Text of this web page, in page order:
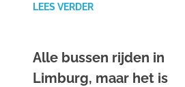
LEES VERDER
Alle bussen rijden in
Limburg, maar het is